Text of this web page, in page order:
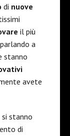
di nuove
il più
a
stanno
avete
stanno
di